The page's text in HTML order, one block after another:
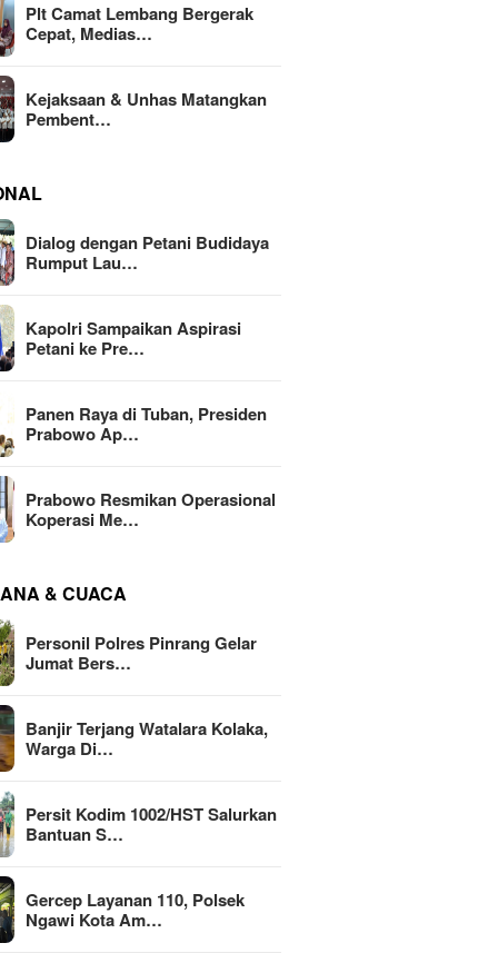
Plt Camat Lembang Bergerak
Cepat, Medias…
Kejaksaan & Unhas Matangkan
Pembent…
Dialog dengan Petani Budidaya
Rumput Lau…
Kapolri Sampaikan Aspirasi
Petani ke Pre…
Panen Raya di Tuban, Presiden
Prabowo Ap…
Prabowo Resmikan Operasional
Koperasi Me…
& CUACA
Personil Polres Pinrang Gelar
Jumat Bers…
Banjir Terjang Watalara Kolaka,
Warga Di…
Persit Kodim 1002/HST Salurkan
Bantuan S…
Gercep Layanan 110, Polsek
Ngawi Kota Am…